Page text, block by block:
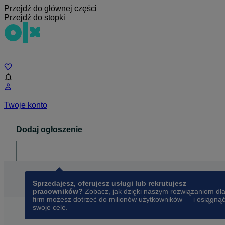
Przejdź do głównej części
Przejdź do stopki
Twoje konto
Dodaj ogłoszenie
Sprzedajesz, oferujesz usługi lub rekrutujesz
pracowników? Zobacz, jak dzięki naszym rozwiązaniom dla
firm możesz dotrzeć do milionów użytkowników — i osiągnąć
swoje cele.